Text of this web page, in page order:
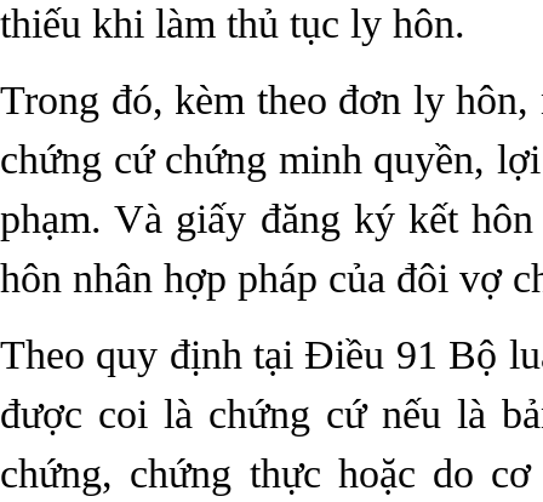
thiếu khi làm thủ tục ly hôn.
Trong đó, kèm theo đơn ly
chứng cứ chứng minh quyền,
phạm. Và giấy đăng ký kết
hôn nhân hợp pháp của đôi vợ
Theo quy định tại Điều 91 Bộ
được coi là chứng cứ nếu là
chứng, chứng thực hoặc do